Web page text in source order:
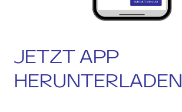
JETZT APP
HERUNTERLADEN